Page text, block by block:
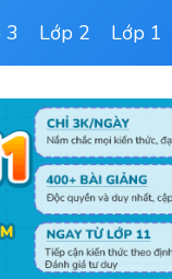
3 Lớp 2 Lớp 1